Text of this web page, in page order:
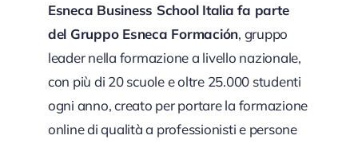
Esneca Business School Italia fa parte
del Gruppo Esneca Formación, gruppo
leader nella formazione a livello nazionale,
con più di 20 scuole e oltre 25.000 studenti
ogni anno, creato per portare la formazione
online di qualità a professionisti e persone